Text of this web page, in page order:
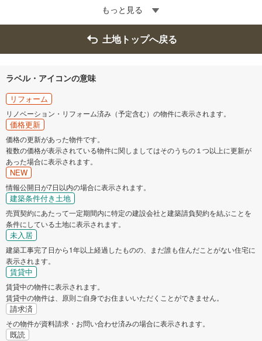
もっと見る
土地トップへ戻る
ラベル・アイコンの意味
リフォーム
リノベーション・リフォーム済み（予定含む）の物件に表示されます。
価格更新
価格の更新があった物件です。
複数の価格が表示されている物件に関しましてはそのうちの１つ以上に更新が
あった場合に表示されます。
NEW
情報公開日が7日以内の場合に表示されます。
建築条件付き土地
売買契約にあたって一定期間内に特定の建設会社と建築請負契約を結ぶことを
条件にしている土地に表示されます。
未入居
建築工事完了日から1年以上経過したものの、まだ誰も住んだことがない住宅に
表示されます。
賃貸中
賃貸中の物件に表示されます。
賃貸中の物件は、原則ご自身でお住まいいただくことができません。
請求済
その物件が資料請求・お問い合わせ済みの場合に表示されます。
既読